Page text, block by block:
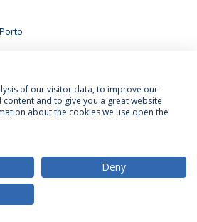
Termos & Condições
Católica Portuguesa
of our visitor data, to improve our
and to give you a great website
about the cookies we use open the
Deny